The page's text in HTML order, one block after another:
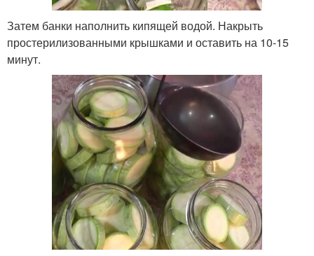
Затем банки наполнить кипящей водой. Накрыть
простерилизованными крышками и оставить на 10-15
минут.